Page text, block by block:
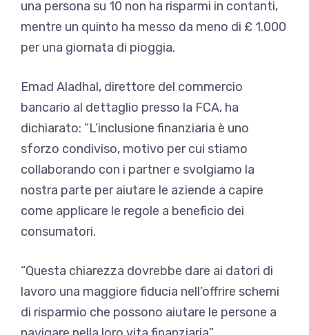
una persona su 10 non ha risparmi in contanti,
mentre un quinto ha messo da meno di £ 1.000
per una giornata di pioggia.
Emad Aladhal, direttore del commercio
bancario al dettaglio presso la FCA, ha
dichiarato: “L’inclusione finanziaria è uno
sforzo condiviso, motivo per cui stiamo
collaborando con i partner e svolgiamo la
nostra parte per aiutare le aziende a capire
come applicare le regole a beneficio dei
consumatori.
“Questa chiarezza dovrebbe dare ai datori di
lavoro una maggiore fiducia nell’offrire schemi
di risparmio che possono aiutare le persone a